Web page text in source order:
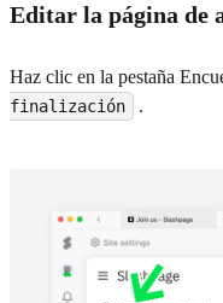
Editar la página de
Haz clic en la pestaña
finalización
.